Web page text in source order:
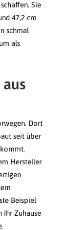
Sie
47,2 cm
schmal
als
Dort
seit über
Hersteller
Beispiel
Ihr Zuhause